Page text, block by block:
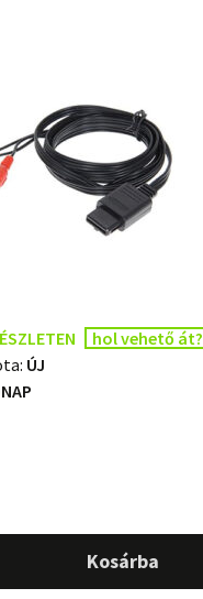
hol vehető át?
ÚJ
Kosárba